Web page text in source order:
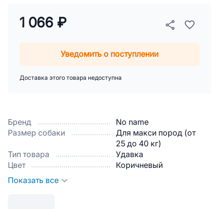
Бренд
No name
Размер собаки
Для макси пород (от
25 до 40 кг)
Тип товара
Удавка
Цвет
Коричневый
Показать все
1 066 ₽
Уведомить о поступлении
Доставка этого товара недоступна